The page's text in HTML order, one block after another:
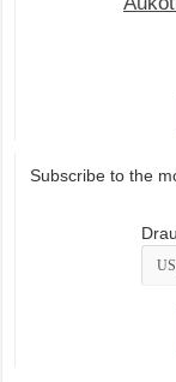
Subscribe to the